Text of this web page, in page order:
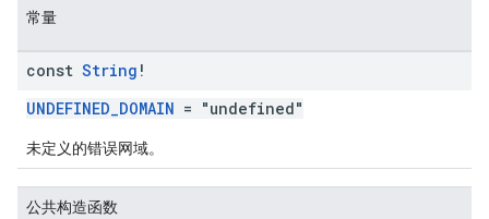
常量
const String !
UNDEFINED_DOMAIN = "undefined"
未定义的错误网域。
公共构造函数